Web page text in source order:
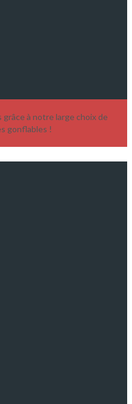
à notre large choix de
gonflables !